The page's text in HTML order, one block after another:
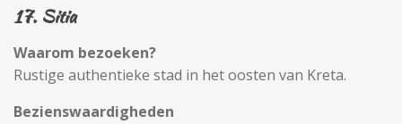
17. Sitia
Waarom bezoeken?
Rustige authentieke stad in het oosten van Kreta.
Bezienswaardigheden